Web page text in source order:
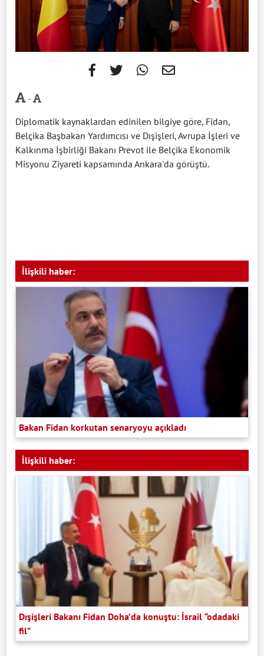
-
Diplomatik kaynaklardan edinilen bilgiye göre, Fidan,
Belçika Başbakan Yardımcısı ve Dışişleri, Avrupa İşleri ve
Kalkınma İşbirliği Bakanı Prevot ile Belçika Ekonomik
Misyonu Ziyareti kapsamında Ankara'da görüştü.
İlişkili haber:
Bakan Fidan korkutan senaryoyu açıkladı
İlişkili haber:
Dışişleri Bakanı Fidan Doha’da konuştu: İsrail “odadaki
fil”